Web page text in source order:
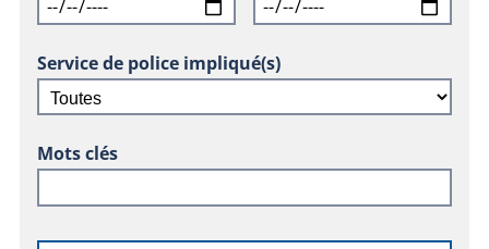
Service de police impliqué(s)
Mots clés